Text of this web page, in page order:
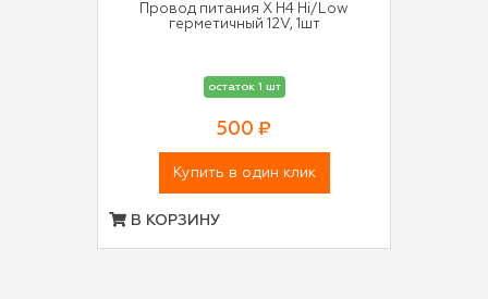
Провод питания X H4 Hi/Low
герметичный 12V, 1шт
остаток 1 шт
500 ₽
Купить в один клик
В КОРЗИНУ